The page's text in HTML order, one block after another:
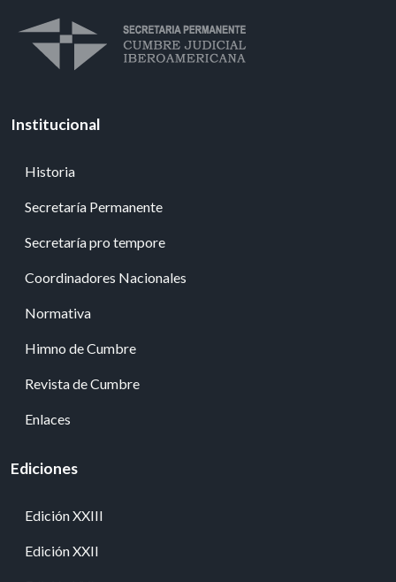
Institucional
Historia
Secretaría Permanente
Secretaría pro tempore
Coordinadores Nacionales
Normativa
Himno de Cumbre
Revista de Cumbre
Enlaces
Ediciones
Edición XXIII
Edición XXII